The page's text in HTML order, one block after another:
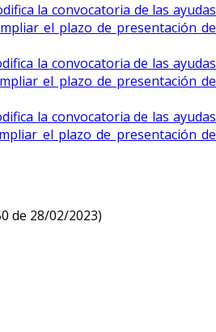
la convocatoria de las ayudas
el plazo de presentación de
la convocatoria de las ayudas
el plazo de presentación de
la convocatoria de las ayudas
el plazo de presentación de
de 28/02/2023)